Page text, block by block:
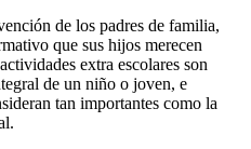
de los padres de familia,
que sus hijos merecen
extra escolares son
de un niño o joven, e
tan importantes como la